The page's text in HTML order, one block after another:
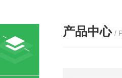
产品中心 /